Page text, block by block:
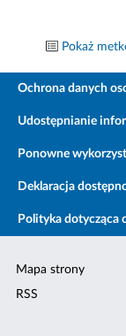
Pokaż
Ochrona danych
Udostępnianie
Ponowne
Deklaracja
Polityka dotycząca
Mapa strony
RSS